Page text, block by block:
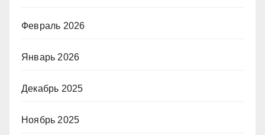
Февраль 2026
Январь 2026
Декабрь 2025
Ноябрь 2025